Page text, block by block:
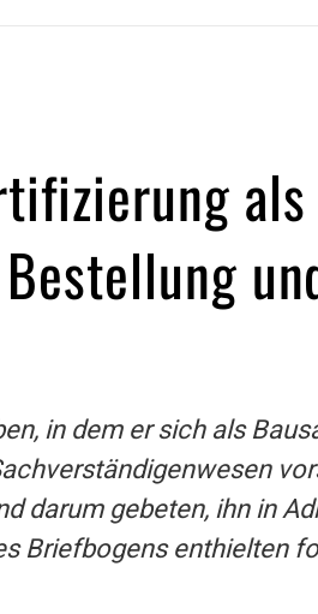
in dem er sich als
darum gebeten, ihn in
Briefbogens enthielten